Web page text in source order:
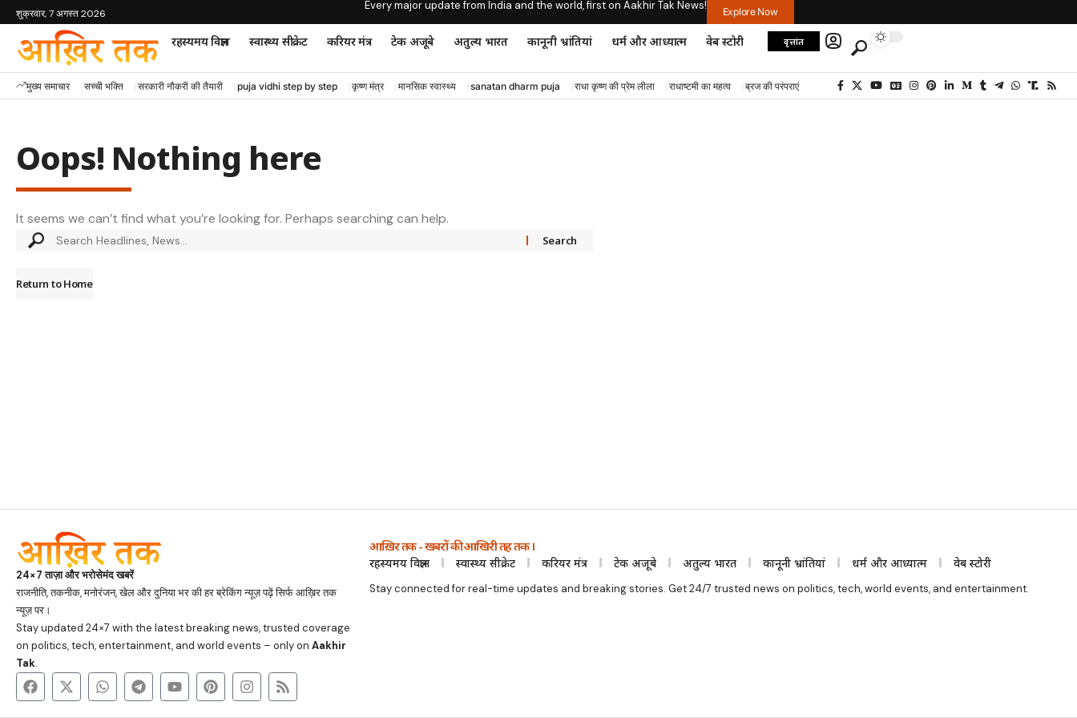
शुक्रवार, 7 अगस्त 2026
Every major update from India and the world, first on Aakhir Tak News! Explore Now
रहस्यमय विज्ञान स्वास्थ्य सीक्रेट करियर मंत्र टेक अजूबे अतुल्य भारत कानूनी भ्रांतियां धर्म और आध्यात्म वेब स्टोरी वृत्तांत
मुख्य समाचार सच्ची भक्ति सरकारी नौकरी की तैयारी puja vidhi step by step कृष्ण मंत्र मानसिक स्वास्थ्य sanatan dharm puja राधा कृष्ण की प्रेम लीला राधाष्टमी का महत्व ब्रज की परंपराएं
Oops! Nothing here
It seems we can’t find what you’re looking for. Perhaps searching can help.
Return to Home
24×7 ताज़ा और भरोसेमंद खबरें
राजनीति, तकनीक, मनोरंजन, खेल और दुनिया भर की हर ब्रेकिंग न्यूज़ पढ़ें सिर्फ आख़िर तक
न्यूज़ पर।
Stay updated 24×7 with the latest breaking news, trusted coverage
on politics, tech, entertainment, and world events – only on Aakhir
Tak.
आख़िर तक - खबरों की आखिरी तह तक ।
रहस्यमय विज्ञान स्वास्थ्य सीक्रेट करियर मंत्र टेक अजूबे अतुल्य भारत कानूनी भ्रांतियां धर्म और आध्यात्म वेब स्टोरी
Stay connected for real-time updates and breaking stories. Get 24/7 trusted news on politics, tech, world events, and entertainment.